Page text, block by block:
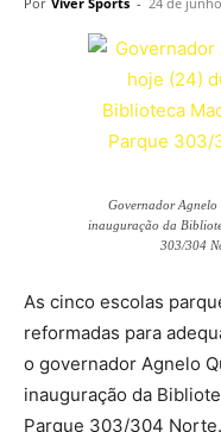
Governador
inauguração da
303/304
As cinco escolas
reformadas para
o governador Agnelo
inauguração da
Parque 303/304 Norte.